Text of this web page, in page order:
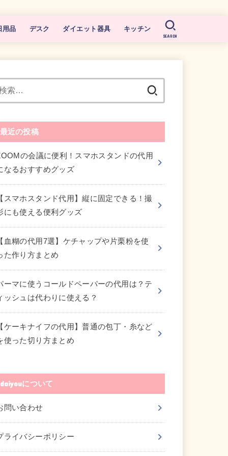
用品 デスク ダイエット器具 キッチン
SEARCH
最近の投稿
の会議に便利！スマホスタンドの代用
なるおすすめグッズ
【スマホスタンド代用】縦に固定できる！撮
にも使える便利グッズ
【血糊の代用7選】ケチャップや片栗粉を使
た作り方まとめ
ーマに使うコールドペーパーの代用は？テ
ッシュは代わりに使える？
【ケーキナイフの代用】普通の包丁・糸など
使った切り方まとめ
daiyouについて
問い合わせ
ライバシーポリシー